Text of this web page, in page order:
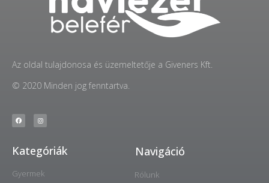
Az oldal tulajdonosa és üzemeltetője a Giveners Kft.
© 2020 Minden jog fenntartva.
Kategóriák
Gyermek
Navigáció
Rólunk